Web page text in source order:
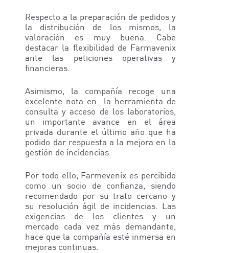
Respecto a la preparación de pedidos y
la distribución de los mismos, la
valoración es muy buena. Cabe
destacar la flexibilidad de Farmavenix
ante las peticiones operativas y
financieras.
Asimismo, la compañía recoge una
excelente nota en la herramienta de
consulta y acceso de los laboratorios,
un importante avance en el área
privada durante el último año que ha
podido dar respuesta a la mejora en la
gestión de incidencias.
Por todo ello, Farmevenix es percibido
como un socio de confianza, siendo
recomendado por su trato cercano y
su resolución ágil de incidencias. Las
exigencias de los clientes y un
mercado cada vez más demandante,
hace que la compañía esté inmersa en
mejoras continuas.